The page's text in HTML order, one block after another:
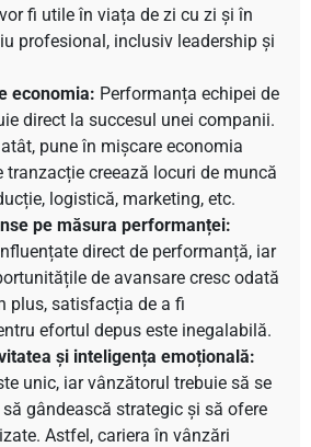
fi utile în viața de zi cu zi și în
profesional, inclusiv leadership și
economia: Performanța echipei de
direct la succesul unei companii.
pune în mișcare economia
tranzacție creează locuri de muncă
logistică, marketing, etc.
pe măsura performanței:
direct de performanță, iar
de avansare cresc odată
plus, satisfacția de a fi
efortul depus este inegalabilă.
și inteligența emoțională:
unic, iar vânzătorul trebuie să se
gândească strategic și să ofere
Astfel, cariera în vânzări